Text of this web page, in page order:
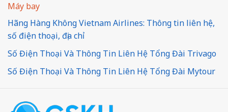
Máy bay
Hãng Hàng Không Vietnam Airlines: Thông tin liên hệ,
số điện thoại, địa chỉ
Số Điện Thoại Và Thông Tin Liên Hệ Tổng Đài Trivago
Số Điện Thoại Và Thông Tin Liên Hệ Tổng Đài Mytour